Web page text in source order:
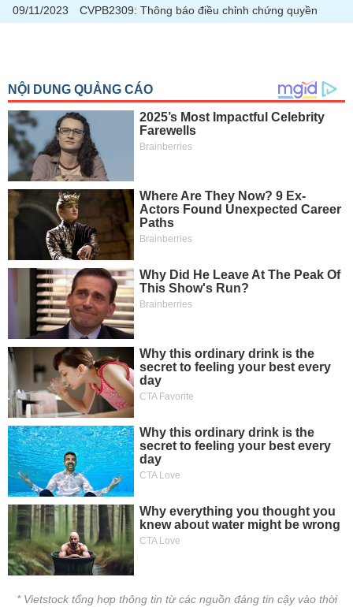
09/11/2023
CVPB2309: Thông báo điều chỉnh chứng quyền
* Vietstock tổng hợp thông tin từ các nguồn đáng tin cậy vào thời